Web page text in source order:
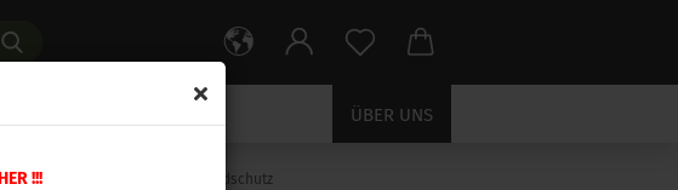
!!!
ÜBER UNS
Magpul Handschutz